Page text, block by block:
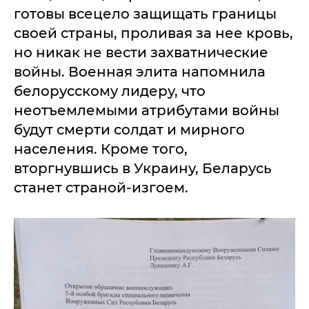
готовы всецело защищать границы
своей страны, проливая за нее кровь,
но никак не вести захватнические
войны. Военная элита напомнила
белорусскому лидеру, что
неотъемлемыми атрибутами войны
будут смерти солдат и мирного
населения. Кроме того,
вторгнувшись в Украину, Беларусь
станет страной-изгоем.